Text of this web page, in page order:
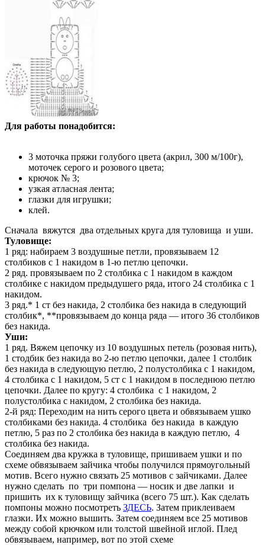
Для работы понадобится:
3 моточка пряжи голубого цвета (акрил, 300 м/100г),
моточек серого и розового цвета;
крючок № 3;
узкая атласная лента;
глазки для игрушки;
клей.
Сначала вяжутся два отдельных круга для туловища и уши.
Туловище:
1 ряд: набираем 3 воздушные петли, провязываем 12
столбиков с 1 накидом в 1-ю петлю цепочки.
2 ряд. провязываем по 2 столбика с 1 накидом в каждом
столбике с накидом предыдушего ряда, итого 24 столбика с 1
накидом.
3 ряд.* 1 ст без накида, 2 столбика без накида в следующий
столбик*, **провязываем до конца ряда — итого 36 столбиков
без накида.
Уши:
1 ряд. Вяжем цепочку из 10 воздушных петель (розовая нить),
1 стодбик без накида во 2-ю петлю цепочки, далее 1 столбик
без накида в следующую петлю, 2 полустолбика с 1 накидом,
4 столбика с 1 накидом, 5 ст с 1 накидом в последнюю петлю
цепочки. Далее по кругу: 4 столбика с 1 накидом, 2
полустолбика с накидом, 2 столбика без накида.
2-й ряд: Переходим на нить серого цвета и обвязываем ушко
столбиками без накида. 4 столбика без накида в каждую
петлю, 5 раз по 2 столбика без накида в каждую петлю, 4
столбика без накида.
Соединяем два кружка в туловище, пришиваем ушки и по
схеме обвязываем зайчика чтобы получился прямоугольный
мотив. Всего нужно связать 25 мотивов с зайчиками. Далее
нужно сделать по три помпона — носик и две лапки и
пришить их к туловищу зайчика (всего 75 шт.). Как сделать
помпоны можно посмотреть ЗДЕСЬ. Затем приклеиваем
глазки. Их можно вышить. Затем соединяем все 25 мотивов
между собой крючком или толстой швейной иглой. Плед
обвязываем, например, вот по этой схеме